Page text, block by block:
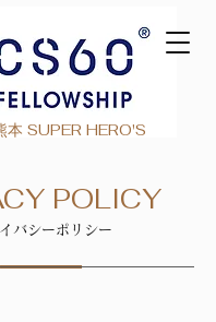
SUPER HERO'S
POLICY
バシーポリシー